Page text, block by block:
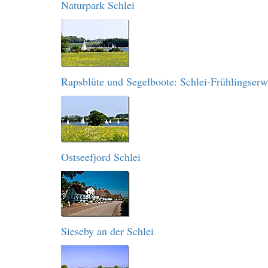
Naturpark Schlei
Rapsblüte und Segelboote: Schlei-
Ostseefjord Schlei
Sieseby an der Schlei